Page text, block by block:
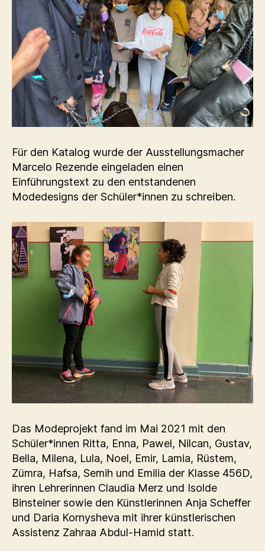
Für den Katalog wurde der Ausstellungsmacher
Marcelo Rezende eingeladen einen
Einführungstext zu den entstandenen
Modedesigns der Schüler*innen zu schreiben.
Das Modeprojekt fand im Mai 2021 mit den
Schüler*innen Ritta, Enna, Pawel, Nilcan, Gustav,
Bella, Milena, Lula, Noel, Emir, Lamia, Rüstem,
Zümra, Hafsa, Semih und Emilia der Klasse 456D,
ihren Lehrerinnen Claudia Merz und Isolde
Binsteiner sowie den Künstlerinnen Anja Scheffer
und Daria Kornysheva mit ihrer künstlerischen
Assistenz Zahraa Abdul-Hamid statt.